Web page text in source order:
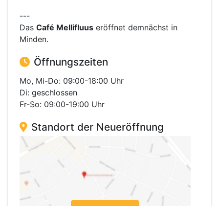
---
Das Café Mellifluus eröffnet demnächst in
Minden.
Öffnungszeiten
Mo, Mi-Do: 09:00-18:00 Uhr
Di: geschlossen
Fr-So: 09:00-19:00 Uhr
Standort der Neueröffnung